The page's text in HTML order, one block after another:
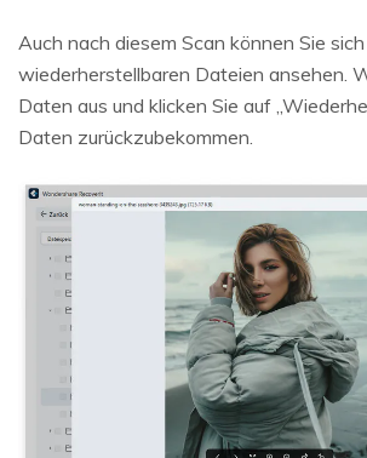
Auch nach diesem Scan können Sie
wiederherstellbaren Dateien ansehen.
Daten aus und klicken Sie auf
Daten zurückzubekommen.